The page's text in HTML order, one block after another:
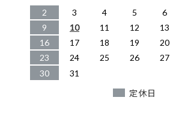
2
3 4 5 6
9
10 11 12 13
16
17 18 19 20
23
24 25 26 27
30
31
定休日